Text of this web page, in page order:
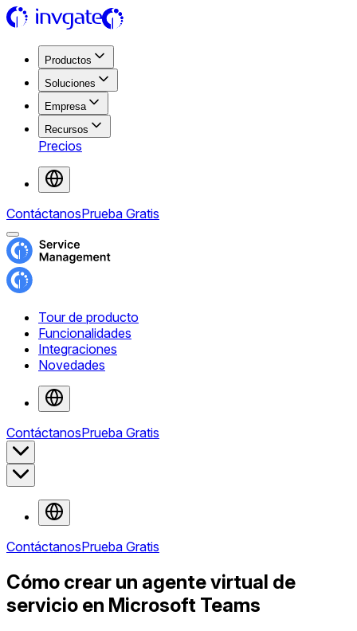
Productos
Soluciones
Empresa
Recursos
Precios
ContáctanosPrueba Gratis
Tour de producto
Funcionalidades
Integraciones
Novedades
ContáctanosPrueba Gratis
ContáctanosPrueba Gratis
Cómo crear un agente virtual de
servicio en Microsoft Teams